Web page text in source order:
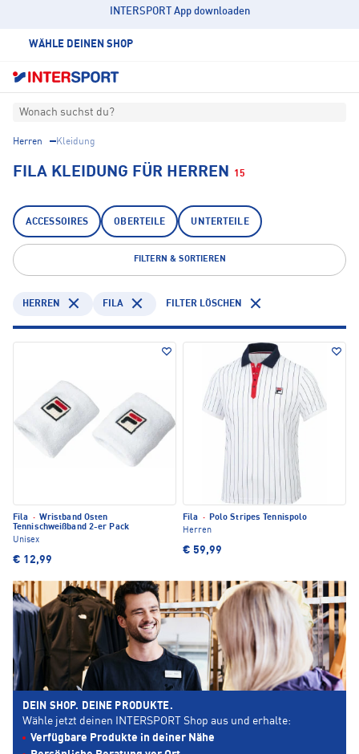
INTERSPORT App downloaden
WÄHLE DEINEN SHOP
Wonach suchst du?
Herren Kleidung
FILA KLEIDUNG FÜR HERREN 15
ACCESSOIRES OBERTEILE UNTERTEILE
FILTERN & SORTIEREN
HERREN FILA FILTER LÖSCHEN
Fila · Wristband Osten
Tennischweißband 2-er Pack
Unisex
€ 12,99
Fila ·
Polo Stripes Tennispolo
Herren
€ 59,99
DEIN SHOP. DEINE PRODUKTE.
Wähle jetzt deinen INTERSPORT Shop aus und erhalte:
Verfügbare Produkte in deiner Nähe